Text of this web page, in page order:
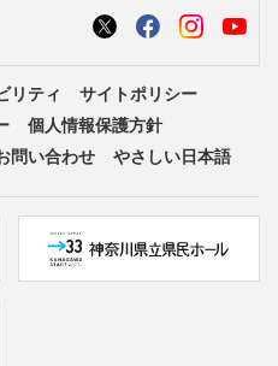
リティ
サイトポリシー
個人情報保護方針
問い合わせ やさしい日本語